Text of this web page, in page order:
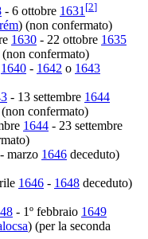
- 6 ottobre 1631[2]
) (non confermato)
1630 - 22 ottobre 1635
(non confermato)
1640 - 1642 o 1643
- 13 settembre 1644
confermato)
1644 - 23 settembre
- marzo 1646 deceduto)
1646 - 1648 deceduto)
- 1º febbraio 1649
) (per la seconda